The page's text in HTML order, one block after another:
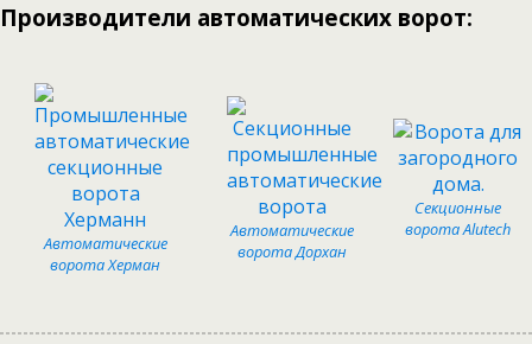
Производители автоматических ворот:
Автоматические
ворота Херман
Автоматические
ворота Дорхан
Секционные
ворота Alutech